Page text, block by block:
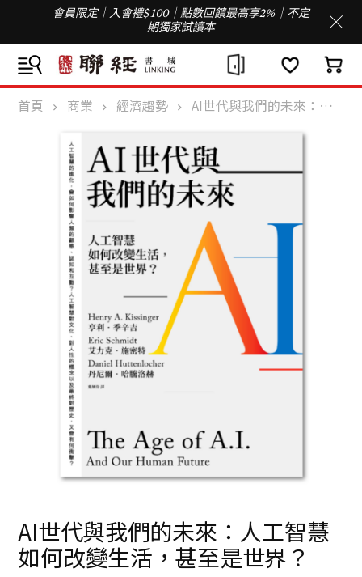
會員限定｜入會禮$100｜點數回饋最高享2%｜不定
期獨家試讀本
首頁 商業 經濟趨勢 AI世代與我們的未來：人工智慧如何改變生活，甚至是世界？
AI世代與我們的未來：人工智慧
如何改變生活，甚至是世界？